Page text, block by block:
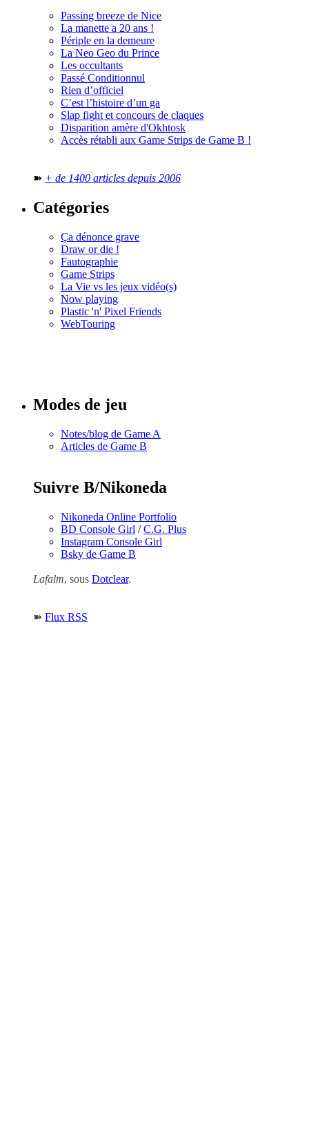
Passing breeze de Nice
La manette a 20 ans !
Périple en la demeure
La Neo Geo du Prince
Les occultants
Passé Conditionnul
Rien d’officiel
C’est l’histoire d’un ga
Slap fight et concours de claques
Disparition amère d'Okhtosk
Accès rétabli aux Game Strips de Game B !
➽ + de 1400 articles depuis 2006
Catégories
Ça dénonce grave
Draw or die !
Fautographie
Game Strips
La Vie vs les jeux vidéo(s)
Now playing
Plastic 'n' Pixel Friends
WebTouring
Modes de jeu
Notes/blog de Game A
Articles de Game B
Suivre B/Nikoneda
Nikoneda Online Portfolio
BD Console Girl /C.G. Plus
Instagram Console Girl
Bsky de Game B
Lafalm, sous Dotclear.
➽ Flux RSS